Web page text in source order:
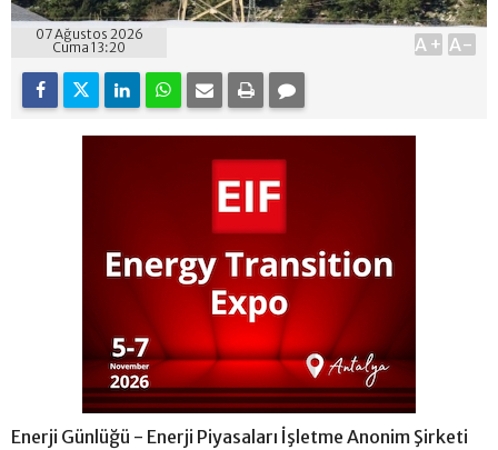
07 Ağustos 2026
Cuma 13:20
A+ A-
Enerji Günlüğü - Enerji Piyasaları İşletme Anonim Şirketi